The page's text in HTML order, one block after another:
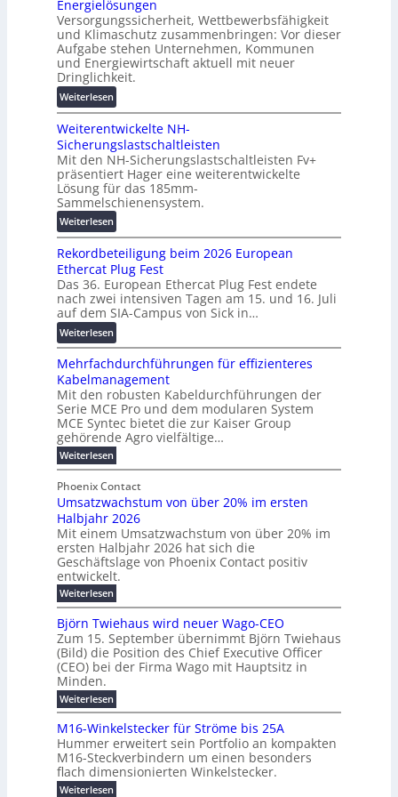
ö
s
u
n
g
e
n
n
d
d
i
g
i
t
a
l
e
T
r
a
n
s
p
a
r
e
n
z
s
c
h
i
n
e
n
b
a
u
:
F
o
r
s
h
u
n
g
s
f
r
d
e
r
u
n
g
b
r
a
u
c
h
t
m
e
h
r
T
m
p
o
u
n
d
w
Energielösungen
Versorgungssicherheit, Wettbewerbsfähigkeit
und Klimaschutz zusammenbringen: Vor dieser
Aufgabe stehen Unternehmen, Kommunen
und Energiewirtschaft aktuell mit neuer
Dringlichkeit.
Weiterlesen:
V
o
l
t
a
-
X
2
0
2
7
w
i
r
d
z
u
m
E
n
e
r
g
u
b
f
ü
r
m
o
d
e
r
n
e
E
e
r
g
i
Weiterentwickelte NH-
Sicherungslastschaltleisten
Mit den NH-Sicherungslastschaltleisten Fv+
präsentiert Hager eine weiterentwickelte
Lösung für das 185mm-
Sammelschienensystem.
Weiterlesen:
W
e
i
t
e
r
e
n
t
w
i
c
k
e
l
e
N
H
-
S
i
c
h
e
r
u
n
s
l
a
s
t
s
Rekordbeteiligung beim 2026 European
Ethercat Plug Fest
Das 36. European Ethercat Plug Fest endete
nach zwei intensiven Tagen am 15. und 16. Juli
auf dem SIA-Campus von Sick in…
Weiterlesen:
R
e
k
o
r
d
b
e
t
e
i
l
i
g
u
n
g
b
e
i
m
0
2
6
E
u
r
Mehrfachdurchführungen für effizienteres
Kabelmanagement
Mit den robusten Kabeldurchführungen der
Serie MCE Pro und dem modularen System
MCE Syntec bietet die zur Kaiser Group
gehörende Agro vielfältige…
Weiterlesen:
M
h
r
f
a
c
h
d
u
r
c
f
ü
h
r
n
g
e
n
f
ü
r
e
ff
Phoenix Contact
Umsatzwachstum von über 20% im ersten
Halbjahr 2026
Mit einem Umsatzwachstum von über 20% im
ersten Halbjahr 2026 hat sich die
Geschäftslage von Phoenix Contact positiv
entwickelt.
Weiterlesen:
U
m
s
a
t
z
a
c
h
s
t
u
m
v
o
Björn Twiehaus wird neuer Wago-CEO
Zum 15. September übernimmt Björn Twiehaus
(Bild) die Position des Chief Executive Officer
(CEO) bei der Firma Wago mit Hauptsitz in
Minden.
Weiterlesen:
B
ö
r
n
T
w
M16-Winkelstecker für Ströme bis 25A
Hummer erweitert sein Portfolio an kompakten
M16-Steckverbindern um einen besonders
flach dimensionierten Winkelstecker.
Weiterlesen: